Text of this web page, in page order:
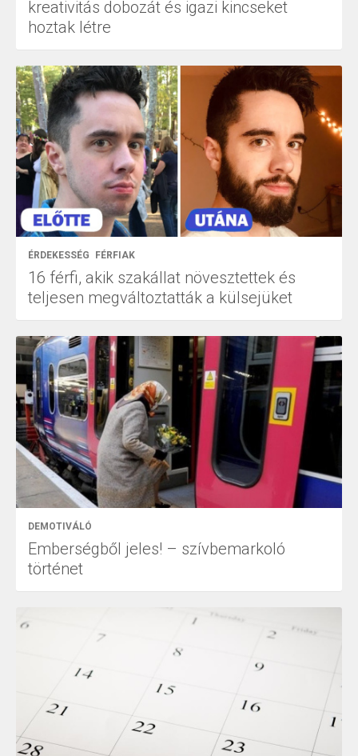
kreativitás dobozát és igazi kincseket
hoztak létre
ÉRDEKESSÉG FÉRFIAK
16 férfi, akik szakállat növesztettek és
teljesen megváltoztatták a külsejüket
DEMOTIVÁLÓ
Emberségből jeles! – szívbemarkoló
történet